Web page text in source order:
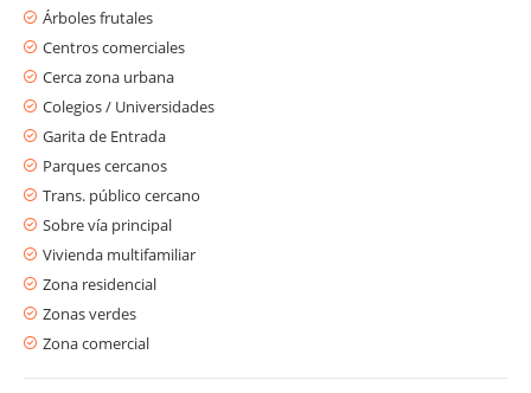
Árboles frutales
Centros comerciales
Cerca zona urbana
Colegios / Universidades
Garita de Entrada
Parques cercanos
Trans. público cercano
Sobre vía principal
Vivienda multifamiliar
Zona residencial
Zonas verdes
Zona comercial